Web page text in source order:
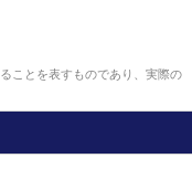
ことを表すものであり、実際の